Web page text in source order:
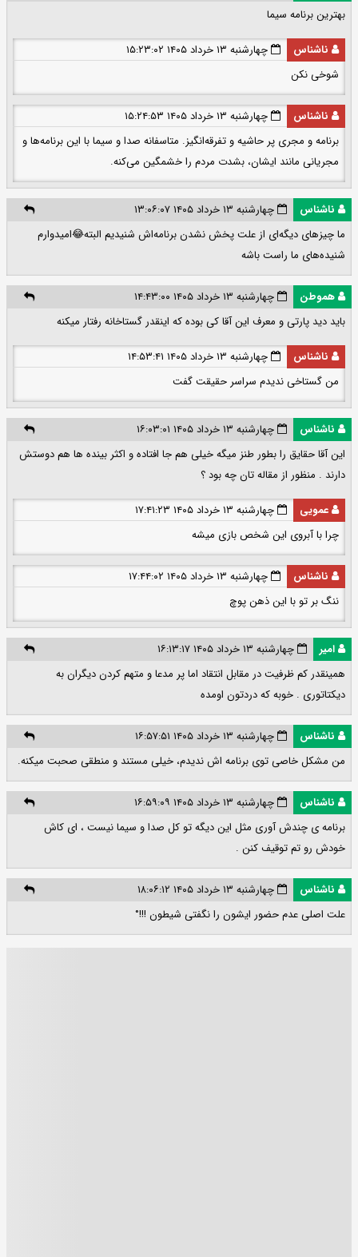
بهترين برنامه سيما
ناشناس
چهارشنبه ۱۳ خرداد ۱۴۰۵ ۱۵:۲۳:۰۲
شوخی نکن
ناشناس
چهارشنبه ۱۳ خرداد ۱۴۰۵ ۱۵:۲۴:۵۳
برنامه و مجری پر حاشیه و تفرقه‌انگیز. متاسفانه صدا و سیما با این برنامه‌ها و
مجریانی مانند ایشان، بشدت مردم را خشمگین می‌کنه.
ناشناس
چهارشنبه ۱۳ خرداد ۱۴۰۵ ۱۳:۰۶:۰۷
ما چیزهای دیگه‌ای از علت پخش نشدن برنامه‌اش شنیدیم البته😂امیدوارم
شنیده‌های ما راست باشه
هموطن
چهارشنبه ۱۳ خرداد ۱۴۰۵ ۱۴:۴۳:۰۰
باید دید پارتی و معرف این آقا کی بوده که اینقدر گستاخانه رفتار میکنه
ناشناس
چهارشنبه ۱۳ خرداد ۱۴۰۵ ۱۴:۵۳:۴۱
من گستاخی ندیدم سراسر حقیقت گفت
ناشناس
چهارشنبه ۱۳ خرداد ۱۴۰۵ ۱۶:۰۳:۰۱
این آقا حقایق را بطور طنز میگه خیلی هم جا افتاده و اکثر بینده ها هم دوستش
دارند . منظور از مقاله تان چه بود ؟
عمویی
چهارشنبه ۱۳ خرداد ۱۴۰۵ ۱۷:۴۱:۲۳
چرا با آبروی این شخص بازی میشه
ناشناس
چهارشنبه ۱۳ خرداد ۱۴۰۵ ۱۷:۴۴:۰۲
ننگ بر تو با این ذهن پوچ
امیر
چهارشنبه ۱۳ خرداد ۱۴۰۵ ۱۶:۱۳:۱۷
همینقدر کم ظرفیت در مقابل انتقاد اما پر مدعا و متهم کردن دیگران به
دیکتاتوری . خوبه که دردتون اومده
ناشناس
چهارشنبه ۱۳ خرداد ۱۴۰۵ ۱۶:۵۷:۵۱
من مشکل خاصی توی برنامه اش ندیدم، خیلی مستند و منطقی صحبت میکنه.
ناشناس
چهارشنبه ۱۳ خرداد ۱۴۰۵ ۱۶:۵۹:۰۹
برنامه ی چندش آوری مثل این دیگه تو کل صدا و سیما نیست ، ای کاش
خودش رو تم توقیف کنن .
ناشناس
چهارشنبه ۱۳ خرداد ۱۴۰۵ ۱۸:۰۶:۱۲
علت اصلی عدم حضور ایشون را نگفتی شیطون !!!°